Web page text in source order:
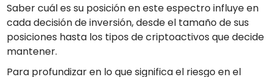
Saber cuál es su posición en este espectro influye en
cada decisión de inversión, desde el tamaño de sus
posiciones hasta los tipos de criptoactivos que decide
mantener.
Para profundizar en lo que significa el riesgo en el